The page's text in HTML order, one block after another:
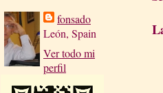
fonsado
León, Spain
Ver todo mi
perfil